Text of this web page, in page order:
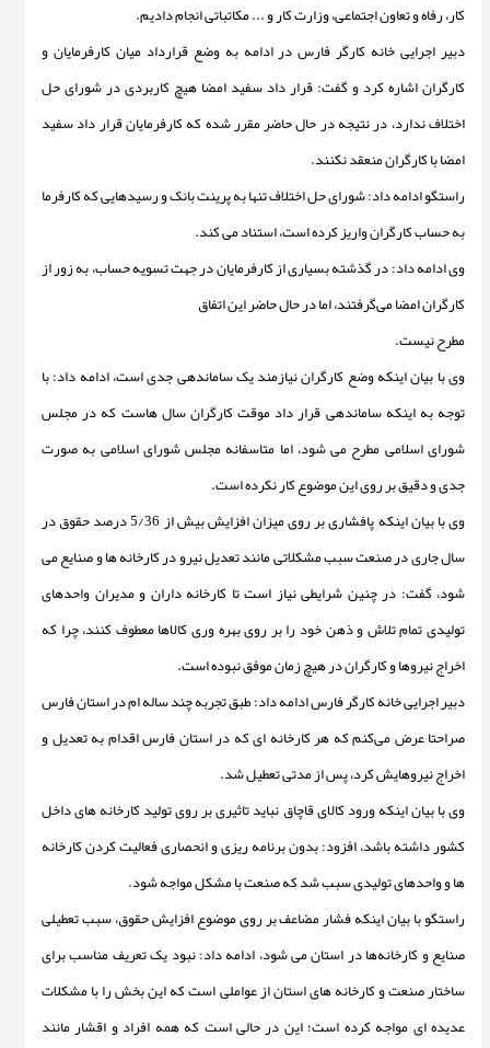
کار، رفاه و تعاون اجتماعی، وزارت کار و ... مکاتباتی انجام دادیم.
دبیر اجرایی خانه کارگر فارس در ادامه به وضع قرارداد میان کارفرمایان و
کارگران اشاره کرد و گفت: قرار داد سفید امضا هیچ کاربردی در شورای حل
اختلاف ندارد، در نتیجه در حال حاضر مقرر شده که کارفرمایان قرار داد سفید
امضا با کارگران منعقد نکنند.
راستگو ادامه داد: شورای حل اختلاف تنها به پرینت بانک و رسیدهایی که کارفرما
به حساب کارگران واریز کرده است، استناد می کند.
وی ادامه داد: در گذشته بسیاری از کارفرمایان در جهت تسویه حساب، به زور از
کارگران امضا می‌گرفتند، اما در حال حاضر این اتفاق
مطرح نیست.
وی با بیان اینکه وضع کارگران نیازمند یک ساماندهی جدی است، ادامه داد: با
توجه به اینکه ساماندهی قرار داد موقت کارگران سال هاست که در مجلس
شورای اسلامی مطرح می شود، اما متاسفانه مجلس شورای اسلامی به صورت
جدی و دقیق بر روی این موضوع کار نکرده است.
وی با بیان اینکه پافشاری بر روی میزان افزایش بیش از 5/36 درصد حقوق در
سال جاری در صنعت سبب مشکلاتی مانند تعدیل نیرو در کارخانه ها و صنایع می
شود، گفت: در چنین شرایطی نیاز است تا کارخانه داران و مدیران واحدهای
تولیدی تمام تلاش و ذهن خود را بر روی بهره وری کالاها معطوف کنند، چرا که
اخراج نیروها و کارگران در هیچ زمان موفق نبوده است.
دبیر اجرایی خانه کارگر فارس ادامه داد: طبق تجربه چند ساله ام در استان فارس
صراحتا عرض می‌کنم که هر کارخانه ای که در استان فارس اقدام به تعدیل و
اخراج نیروهایش کرد، پس از مدتی تعطیل شد.
وی با بیان اینکه ورود کالای قاچاق نباید تاثیری بر روی تولید کارخانه های داخل
کشور داشته باشد، افزود: بدون برنامه ریزی و انحصاری فعالیت کردن کارخانه
ها و واحدهای تولیدی سبب شد که صنعت با مشکل مواجه شود.
راستگو با بیان اینکه فشار مضاعف بر روی موضوع افزایش حقوق، سبب تعطیلی
صنایع و کارخانه‌ها در استان می شود، ادامه داد: نبود یک تعریف مناسب برای
ساختار صنعت و کارخانه های استان از عواملی است که این بخش را با مشکلات
عدیده ای مواجه کرده است؛ این در حالی است که همه افراد و اقشار مانند